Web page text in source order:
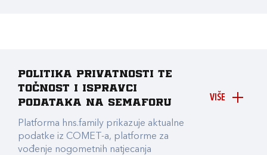
VIŠE
Politika privatnosti te
točnost i ispravci
podataka na Semaforu
Platforma hns.family prikazuje aktualne
podatke iz COMET-a, platforme za
vođenje nogometnih natjecanja